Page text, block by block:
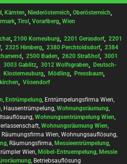
, Kärnten, Niederösterreich, Oberösterreich,
, Tirol , Vorarlberg, Wien
, 2100 Korneuburg, 2201 Gerasdorf, 2201
, 2325 Himberg, 2380 Perchtoldsdorf, 2384
, 2500 Baden, 2620 Straßhof, 3001
3003 Gablitz, 3012 Wolfsgraben, Deutsch-
Klosterneuburg, Mödling, Pressbaum,
, Vösendorf
, Entrümpelung, Entrümpelungsfirma Wien,
, Hausentrümpelung, Wohnungsräumung,
Wohnungsentrümpelung Wien,
Wohnungsräumung Wien,
Räumungsfirma Wien, Wohnungsauflösung,
, Räumungsfirma, Messieentrümpelung,
Wien, Möbel-Entruempelung, Messie
, Betriebsauflösung